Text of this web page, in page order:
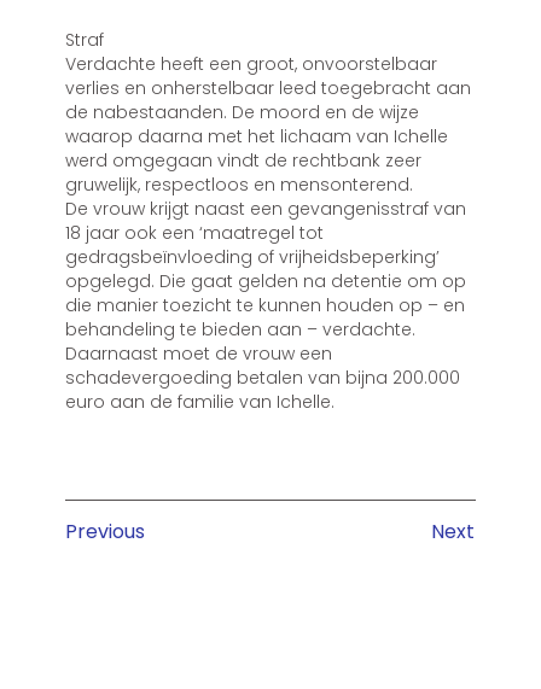
Straf
Verdachte heeft een groot, onvoorstelbaar
verlies en onherstelbaar leed toegebracht aan
de nabestaanden. De moord en de wijze
waarop daarna met het lichaam van Ichelle
werd omgegaan vindt de rechtbank zeer
gruwelijk, respectloos en mensonterend.
De vrouw krijgt naast een gevangenisstraf van
18 jaar ook een ‘maatregel tot
gedragsbeïnvloeding of vrijheidsbeperking’
opgelegd. Die gaat gelden na detentie om op
die manier toezicht te kunnen houden op – en
behandeling te bieden aan – verdachte.
Daarnaast moet de vrouw een
schadevergoeding betalen van bijna 200.000
euro aan de familie van Ichelle.
Previous Next